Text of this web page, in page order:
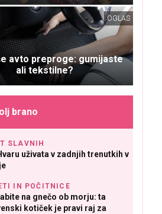
OGLAS
avto preproge: gumijaste
ali tekstilne?
brano
SLAVNIH
uživata v zadnjih trenutkih v
IN POČITNICE
na gnečo ob morju: ta
kotiček je pravi raj za